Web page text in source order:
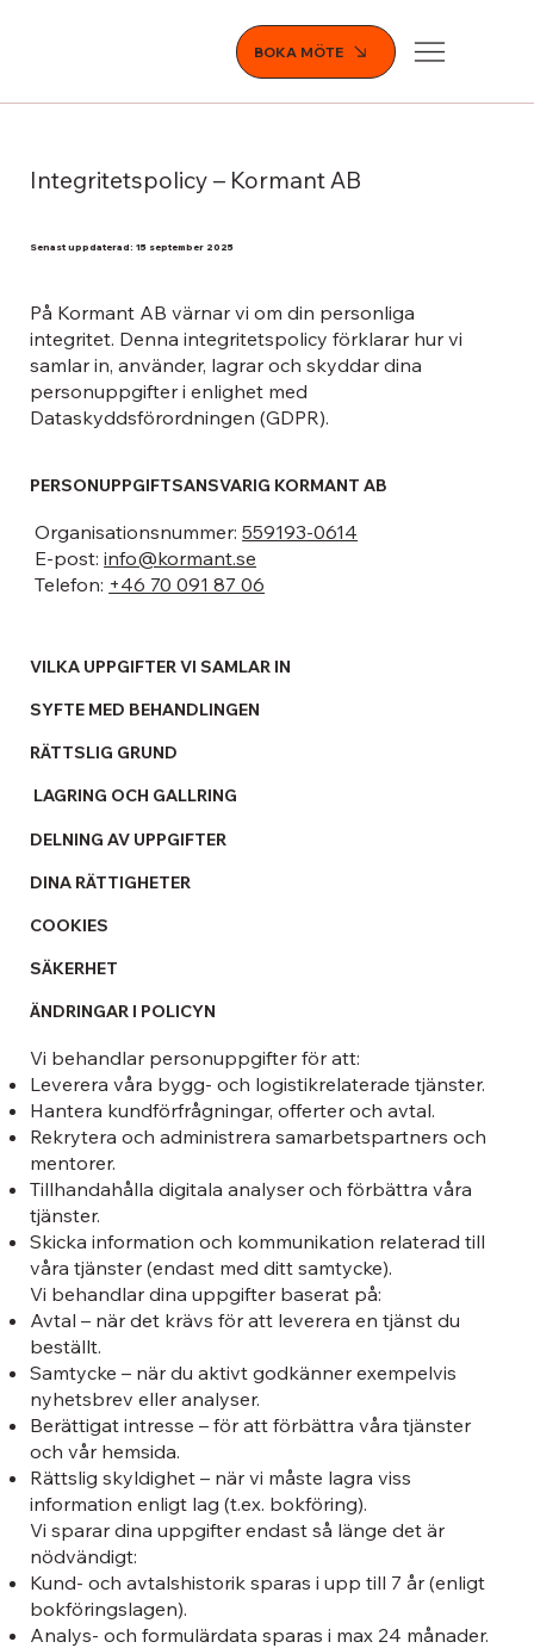
BOKA MÖTE
Integritetspolicy – Kormant AB
Senast uppdaterad: 15 september 2025
På Kormant AB värnar vi om din personliga
integritet. Denna integritetspolicy förklarar hur vi
samlar in, använder, lagrar och skyddar dina
personuppgifter i enlighet med
Dataskyddsförordningen (GDPR).
PERSONUPPGIFTSANSVARIG KORMANT AB
Organisationsnummer:559193-0614
E-post:info@kormant.se
Telefon: +46 70 091 87 06
VILKA UPPGIFTER VI SAMLAR IN
SYFTE MED BEHANDLINGEN
Vi behandlar personuppgifter för att:
Leverera våra bygg- och logistikrelaterade tjänster.
Hantera kundförfrågningar, offerter och avtal.
Rekrytera och administrera samarbetspartners och
mentorer.
Tillhandahålla digitala analyser och förbättra våra
tjänster.
Skicka information och kommunikation relaterad till
våra tjänster (endast med ditt samtycke).
RÄTTSLIG GRUND
Vi behandlar dina uppgifter baserat på:
Avtal – när det krävs för att leverera en tjänst du
beställt.
Samtycke – när du aktivt godkänner exempelvis
nyhetsbrev eller analyser.
Berättigat intresse – för att förbättra våra tjänster
och vår hemsida.
Rättslig skyldighet – när vi måste lagra viss
information enligt lag (t.ex. bokföring).
LAGRING OCH GALLRING
Vi sparar dina uppgifter endast så länge det är
nödvändigt:
Kund- och avtalshistorik sparas i upp till 7 år (enligt
bokföringslagen).
Analys- och formulärdata sparas i max 24 månader.
DELNING AV UPPGIFTER
DINA RÄTTIGHETER
COOKIES
SÄKERHET
ÄNDRINGAR I POLICYN